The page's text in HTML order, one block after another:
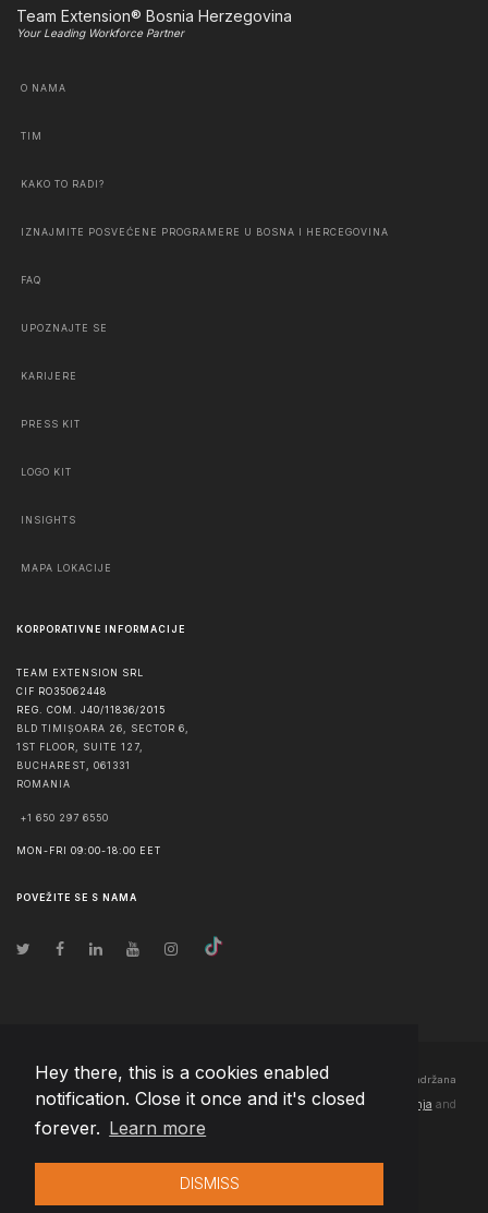
Hey there, this is a cookies enabled
notification. Close it once and it's closed
forever. Learn more
DISMISS
Team Extension® Bosnia Herzegovina
Your Leading Workforce Partner
O NAMA
TIM
KAKO TO RADI?
IZNAJMITE POSVEĆENE PROGRAMERE U BOSNA I HERCEGOVINA
FAQ
UPOZNAJTE SE
KARIJERE
PRESS KIT
LOGO KIT
INSIGHTS
MAPA LOKACIJE
KORPORATIVNE INFORMACIJE
TEAM EXTENSION SRL
CIF RO35062448
REG. COM. J40/11836/2015
BLD TIMIȘOARA 26, SECTOR 6,
1ST FLOOR, SUITE 127,
BUCHAREST
061331
ROMANIA
+1 650 297 6550
MON-FRI 09:00-18:00 EET
POVEŽITE SE S NAMA
© Autorska prava 2026 Team Extension Bosnia Herzegovina - Sva prava zadržana
Changelog● Korišćenjem ove stranice slažete se sa našimPravila korištenja and
Politika privatnosti